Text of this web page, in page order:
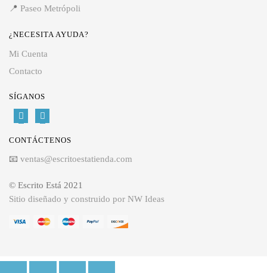
📍 Paseo Metrópoli
¿NECESITA AYUDA?
Mi Cuenta
Contacto
SÍGANOS
CONTÁCTENOS
📧 ventas@escritoestatienda.com
© Escrito Está 2021
Sitio diseñado y construido por NW Ideas